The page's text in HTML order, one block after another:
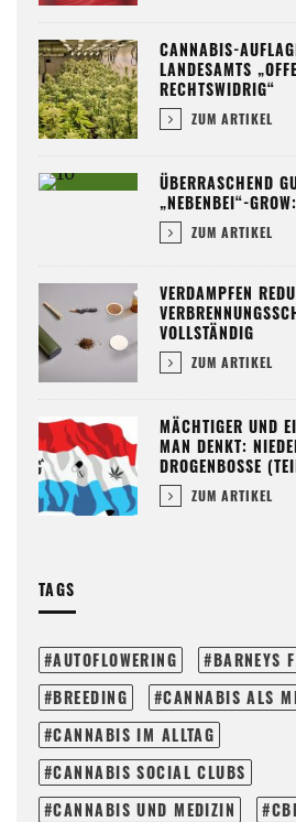
CANNABIS-
LANDESAMTS
RECHTSWIDRIG“
ZUM ARTIKEL
ÜBERRASCHEND
„NEBENBEI“-
ZUM ARTIKEL
VERDAMPFEN
VOLLSTÄNDIG
ZUM ARTIKEL
MÄCHTIGER UND
MAN DENKT:
DROGENBOSSE
ZUM ARTIKEL
TAGS
AUTOFLOWERING
BARNEYS
BREEDING
CANNABIS ALS
CANNABIS IM ALLTAG
CANNABIS SOCIAL CLUBS
CANNABIS UND MEDIZIN